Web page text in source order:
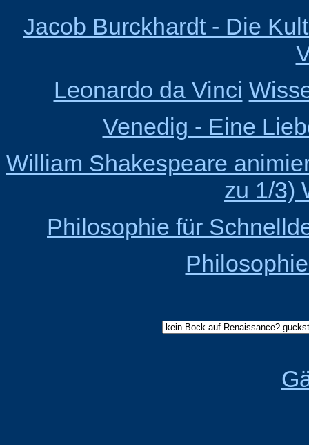
Jacob Burckhardt - Die
Leonardo da Vinci
Venedig - Eine
William Shakespeare
zu 1/3)
Philosophie für